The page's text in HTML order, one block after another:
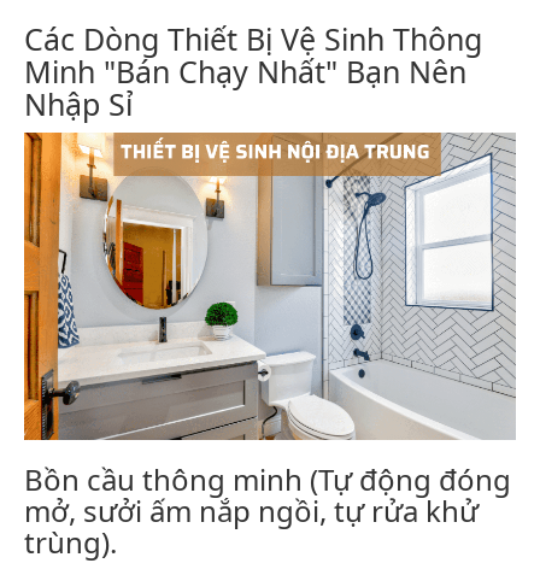
Các Dòng Thiết Bị Vệ Sinh Thông
Minh "Bán Chạy Nhất" Bạn Nên
Nhập Sỉ
Bồn cầu thông minh (Tự động đóng
mở, sưởi ấm nắp ngồi, tự rửa khử
trùng).